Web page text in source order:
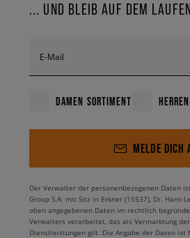
... UND BLEIB AUF DEM
E-Mail
DAMEN SORTIMENT
MELDE DICH
Der Verwalter der personenbezogenen Daten
Group S.A. mit Sitz in Erkner (15537), Dr. Hans-
oben angegebenen Daten im rechtlich
Verwalters verarbeitet, das als Vermarktung
Dienstleistungen gilt. Die Angabe der Daten ist